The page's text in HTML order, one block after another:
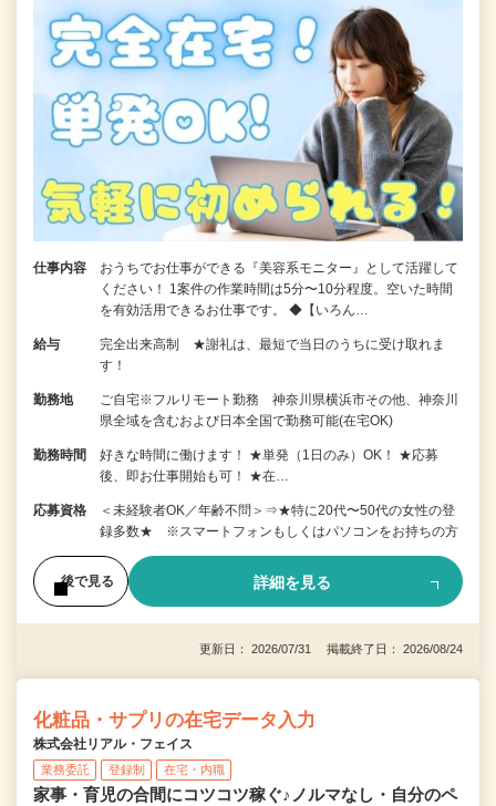
仕事内容
おうちでお仕事ができる『美容系モニター』として活躍して
ください！ 1案件の作業時間は5分〜10分程度。空いた時間
を有効活用できるお仕事です。 ◆【いろん…
給与
完全出来高制 ★謝礼は、最短で当日のうちに受け取れま
す！
勤務地
ご自宅※フルリモート勤務 神奈川県横浜市その他、神奈川
県全域を含むおよび日本全国で勤務可能(在宅OK)
勤務時間
好きな時間に働けます！ ★単発（1日のみ）OK！ ★応募
後、即お仕事開始も可！ ★在…
応募資格
＜未経験者OK／年齢不問＞⇒★特に20代〜50代の女性の登
録多数★ ※スマートフォンもしくはパソコンをお持ちの方
後で見る 詳細を見る
更新日： 2026/07/31 掲載終了日： 2026/08/24
化粧品・サプリの在宅データ入力
株式会社リアル・フェイス
業務委託 登録制 在宅・内職
家事・育児の合間にコツコツ稼ぐ♪ノルマなし・自分のペ